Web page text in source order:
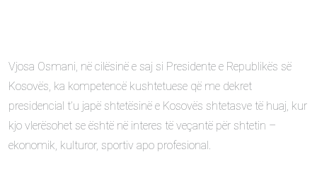
Vjosa Osmani, në cilësinë e saj si Presidente e Republikës së
Kosovës, ka kompetencë kushtetuese që me dekret
presidencial t’u japë shtetësinë e Kosovës shtetasve të huaj, kur
kjo vlerësohet se është në interes të veçantë për shtetin –
ekonomik, kulturor, sportiv apo profesional.